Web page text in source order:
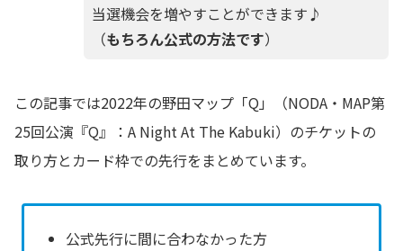
当選機会を増やすことができます♪
（もちろん公式の方法です）
この記事では2022年の野田マップ「Q」（NODA・MAP第
25回公演『Q』：A Night At The Kabuki）のチケットの
取り方とカード枠での先行をまとめています。
公式先行に間に合わなかった方